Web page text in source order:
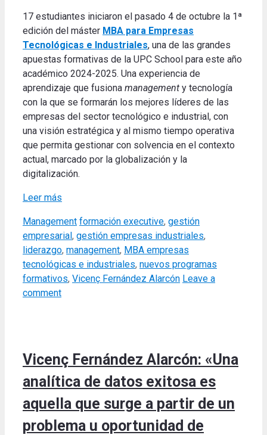
17 estudiantes iniciaron el pasado 4 de octubre la 1ª
edición del máster MBA para Empresas
Tecnológicas e Industriales, una de las grandes
apuestas formativas de la UPC School para este año
académico 2024-2025. Una experiencia de
aprendizaje que fusiona management y tecnología
con la que se formarán los mejores líderes de las
empresas del sector tecnológico e industrial, con
una visión estratégica y al mismo tiempo operativa
que permita gestionar con solvencia en el contexto
actual, marcado por la globalización y la
digitalización.
Leer más
Categories
Management Tags
formación executive, gestión
empresarial , gestión empresas industriales,
liderazgo, management, MBA empresas
tecnológicas e industriales, nuevos programas
formativos, Vicenç Fernández Alarcón Leave a
comment
Vicenç Fernández Alarcón: «Una
analítica de datos exitosa es
aquella que surge a partir de un
problema u oportunidad de